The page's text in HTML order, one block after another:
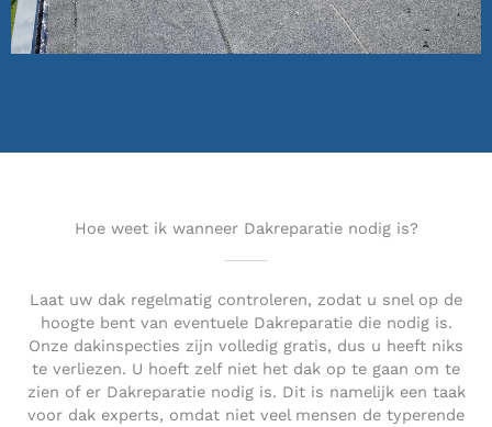
Hoe weet ik wanneer Dakreparatie nodig is?
Laat uw dak regelmatig controleren, zodat u snel op de
hoogte bent van eventuele Dakreparatie die nodig is.
Onze dakinspecties zijn volledig gratis, dus u heeft niks
te verliezen. U hoeft zelf niet het dak op te gaan om te
zien of er Dakreparatie nodig is. Dit is namelijk een taak
voor dak experts, omdat niet veel mensen de typerende